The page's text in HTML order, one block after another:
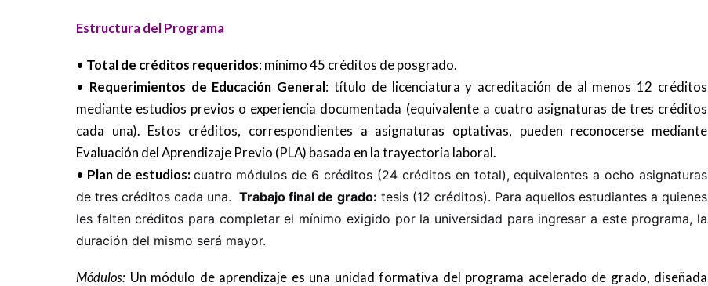
Estructura del Programa
• Total de créditos requeridos: mínimo 45 créditos de posgrado.
• Requerimientos de Educación General: título de licenciatura y acreditación de al menos 12 créditos
mediante estudios previos o experiencia documentada (equivalente a cuatro asignaturas de tres créditos
cada una). Estos créditos, correspondientes a asignaturas optativas, pueden reconocerse mediante
Evaluación del Aprendizaje Previo (PLA) basada en la trayectoria laboral.
• Plan de estudios: cuatro módulos de 6 créditos (24 créditos en total), equivalentes a ocho asignaturas
de tres créditos cada una.Trabajo final de grado: tesis (12 créditos). Para aquellos estudiantes a quienes
les falten créditos para completar el mínimo exigido por la universidad para ingresar a este programa, la
duración del mismo será mayor.
Módulos: Un módulo de aprendizaje es una unidad formativa del programa acelerado de grado, diseñada